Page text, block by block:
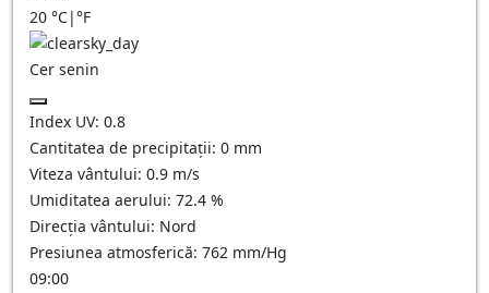
20 °C|°F
Cer senin
Index UV: 0.8
Cantitatea de precipitații: 0 mm
Viteza vântului: 0.9 m/s
Umiditatea aerului: 72.4 %
Direcția vântului: Nord
Presiunea atmosferică: 762 mm/Hg
09:00